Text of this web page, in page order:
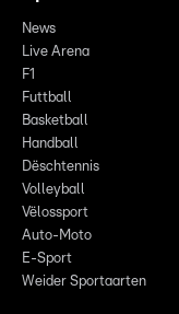
News
Live Arena
F1
Futtball
Basketball
Handball
Dëschtennis
Volleyball
Vëlossport
Auto-Moto
E-Sport
Weider Sportaarten